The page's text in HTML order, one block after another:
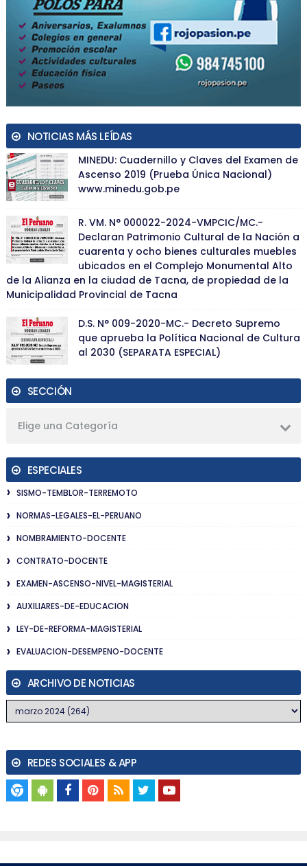
NOTICIAS MÁS LEÍDAS
MINEDU: Cuadernillo y Claves del Examen de
Ascenso 2019 (Prueba Única Nacional)
www.minedu.gob.pe
R. VM. N° 000022-2024-VMPCIC/MC.-
Declaran Patrimonio Cultural de la Nación a
cuarenta y ocho bienes culturales muebles
ubicados en el Complejo Monumental Alto
de la Alianza en la ciudad de Tacna, de propiedad de la
Municipalidad Provincial de Tacna
D.S. N° 009-2020-MC.- Decreto Supremo
que aprueba la Política Nacional de Cultura
al 2030 (SEPARATA ESPECIAL)
SECCIÓN
Elige una Categoría
ESPECIALES
SISMO-TEMBLOR-TERREMOTO
NORMAS-LEGALES-EL-PERUANO
NOMBRAMIENTO-DOCENTE
CONTRATO-DOCENTE
EXAMEN-ASCENSO-NIVEL-MAGISTERIAL
AUXILIARES-DE-EDUCACION
LEY-DE-REFORMA-MAGISTERIAL
EVALUACION-DESEMPENO-DOCENTE
ARCHIVO DE NOTICIAS
REDES SOCIALES & APP